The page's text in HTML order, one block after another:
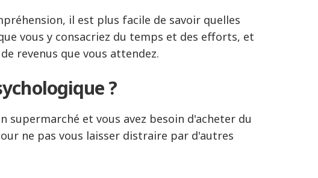
il est plus facile de savoir quelles
vous y consacriez du temps et des efforts, et
revenus que vous attendez.
?
supermarché et vous avez besoin d'acheter du
ne pas vous laisser distraire par d'autres